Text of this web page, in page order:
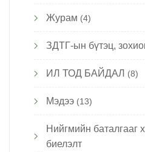
Журам (4)
ЗДТГ-ын бүтэц,
ИЛ ТОД БАЙДАЛ (8)
Мэдээ (13)
Нийгмийн баталгааг
биелэлт